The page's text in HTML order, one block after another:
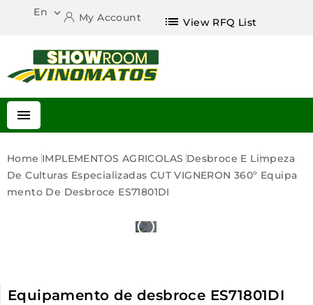
En  My Account list View RFQ List

Home IMPLEMENTOS AGRICOLAS Desbroce E Limpeza
De Culturas Especializadas CUT VIGNERON 360º Equipa
Mento De Desbroce ES71801DI
Equipamento de desbroce ES71801DI